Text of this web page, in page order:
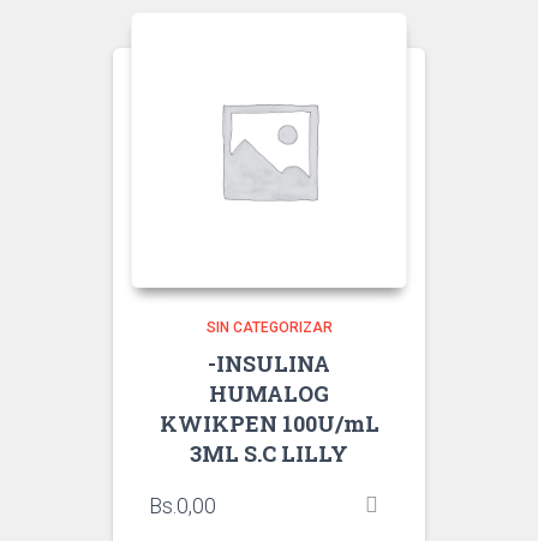
SIN CATEGORIZAR
-INSULINA
HUMALOG
KWIKPEN 100U/mL
3ML S.C LILLY
Bs. 0,00